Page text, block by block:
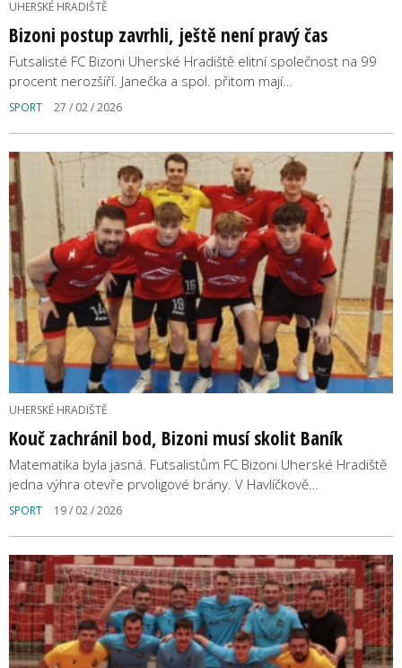
UHERSKÉ HRADIŠTĚ
Bizoni postup zavrhli, ještě není pravý čas
Futsalisté FC Bizoni Uherské Hradiště elitní společnost na 99
procent nerozšíří. Janečka a spol. přitom mají…
SPORT 27 / 02 / 2026
UHERSKÉ HRADIŠTĚ
Kouč zachránil bod, Bizoni musí skolit Baník
Matematika byla jasná. Futsalistům FC Bizoni Uherské Hradiště
jedna výhra otevře prvoligové brány. V Havlíčkově…
SPORT 19 / 02 / 2026